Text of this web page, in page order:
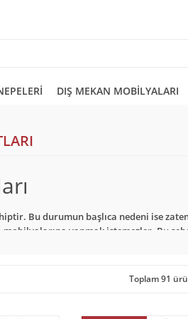
DIŞ MEKAN MOBİLYALARI
Bu durumun başlıca nedeni ise
yapmak istemezler. Bu
Mobilya Fiyatları
Toplam 91